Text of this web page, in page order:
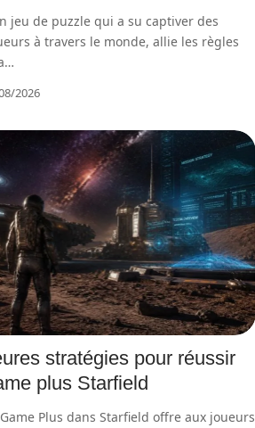
jeu de puzzle qui a su captiver des
à travers le monde, allie les règles
…
2026
stratégies pour réussir
plus Starfield
Plus dans Starfield offre aux joueurs